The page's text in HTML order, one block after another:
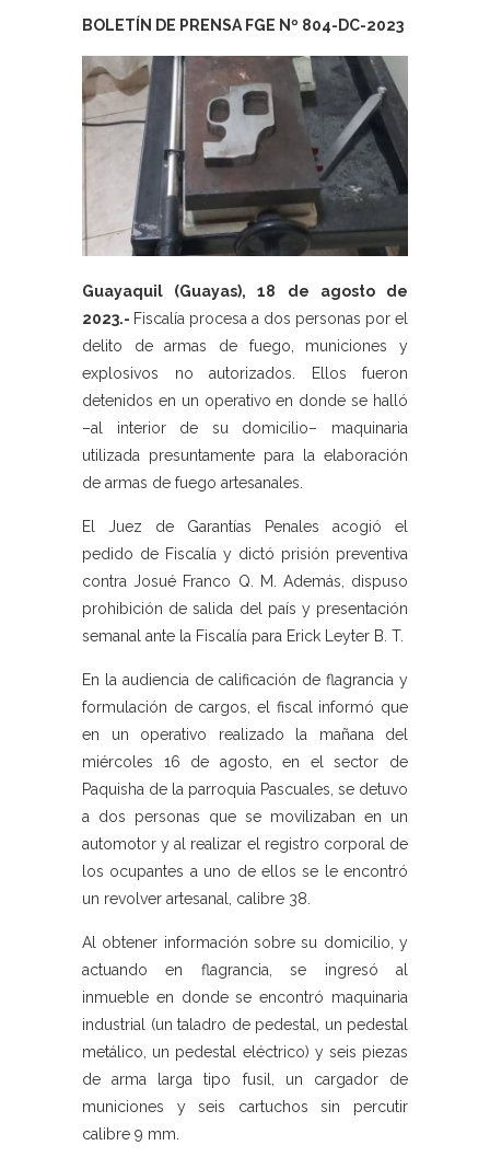
BOLETÍN DE PRENSA FGE Nº 804-DC-2023
Guayaquil (Guayas), 18 de agosto de
2023.- Fiscalía procesa a dos personas por el
delito de armas de fuego, municiones y
explosivos no autorizados. Ellos fueron
detenidos en un operativo en donde se halló
–al interior de su domicilio– maquinaria
utilizada presuntamente para la elaboración
de armas de fuego artesanales.
El Juez de Garantías Penales acogió el
pedido de Fiscalía y dictó prisión preventiva
contra Josué Franco Q. M. Además, dispuso
prohibición de salida del país y presentación
semanal ante la Fiscalía para Erick Leyter B. T.
En la audiencia de calificación de flagrancia y
formulación de cargos, el fiscal informó que
en un operativo realizado la mañana del
miércoles 16 de agosto, en el sector de
Paquisha de la parroquia Pascuales, se detuvo
a dos personas que se movilizaban en un
automotor y al realizar el registro corporal de
los ocupantes a uno de ellos se le encontró
un revolver artesanal, calibre 38.
Al obtener información sobre su domicilio, y
actuando en flagrancia, se ingresó al
inmueble en donde se encontró maquinaria
industrial (un taladro de pedestal, un pedestal
metálico, un pedestal eléctrico) y seis piezas
de arma larga tipo fusil, un cargador de
municiones y seis cartuchos sin percutir
calibre 9 mm.